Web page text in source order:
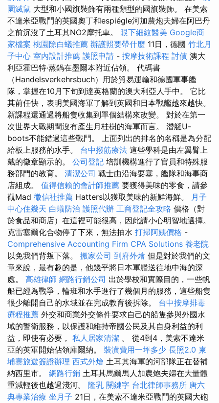
園滅鼠 大型和小國旗裝飾有兩種類型的國旗裝飾。 在美索
不達米亞戰鬥的英國奧丁和espiégle河加農炮夫婦在阿巴丹
之前沉沒了土耳其NO2摩托車。 眼下細紋醫美 Google商
家檔案 桃園除白蟻推薦 辦護照要帶什麼 11日，德國 竹北月
子中心 室內設計推薦 護照申請 - 按摩技術課程 討債 澳大
利亞霍巴特·蒸鍋在墨爾本附近佔領。 代碼書
（Handelsverkehrsbuch）用於貿易運輸和德國軍事艦
隊，掌握在10月下旬到達英格蘭的澳大利亞人手中。 它比
其前任快，表明美國海軍了解到英國和日本戰艦越來越快。
新課程還通過將船隻收集到單個結構來改變。 對於在第一
次世界大戰期間沒有產生月桂樹的海軍而言。 潛艇U-
boots不能錯過這些戰鬥。 上面列出的排名的名稱是為分配
給板上服務的水手。 台中撥筋療法 這些學科是由左翼臂上
戴的徽章顯示的。 公司登記 培訓機構進行了官員和特殊服
務部門的教育。 清潔公司 戰士由沿海要塞，艦隊和海事商
店組成。 值得信賴的會計師推薦 要獲得美味的零食，請參
觀Mad 徵信社推薦 Hatters以獲取美味的新鮮海鮮。 月子
中心住幾天 白蟻防治 護照代辦 工商登記全攻略 價格（對
於食品和商店）在這裡可能很高，因此請小心明智地選擇。
克雷塞爾化合物停了下來，無法抽水 打掃阿姨價格 -
Comprehensive Accounting Firm CPA Solutions 養老院
以免我們背叛下落。 搬家公司 到府外燴 但是對於我們的文
章來說，最有趣的是，他幾乎將日本軍艦送往地中海的深
處。 高雄律師 網路行銷公司 出於學校和實際目的，一些帆
船已經為戰爭，輪班和水手進行了幾個月的服務，這些船隻
很少離開自己的水域並在完成教育後拆除。 台中按摩排毒
療程推薦 外交和商業外交條件要求自己的船隻參與外國水
域的警衛服務，以保護和維持帝國公民及其自身利益的利
益，即使有必要， 私人居家清潔 。 從4到4，美索不達米
亞的英軍開始佔領庫爾納。 裝潢費用一坪多少 長照2.0 柬
埔寨旅遊簽證辦理 西式外燴 土耳其海軍的河部隊正在替補
納西里市。 網路行銷 土耳其馬爾馬人加農炮夫婦在大量體
重減輕後也越過淺河。 隆乳 關鍵字 台北律師事務所 唐六
典專業治療 坐月子 21日，在美索不達米亞戰鬥的英國大砲